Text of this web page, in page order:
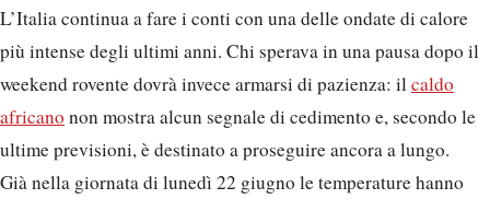
L’Italia continua a fare i conti con una delle ondate di calore
più intense degli ultimi anni. Chi sperava in una pausa dopo il
weekend rovente dovrà invece armarsi di pazienza: ilcaldo
africano non mostra alcun segnale di cedimento e, secondo le
ultime previsioni, è destinato a proseguire ancora a lungo.
Già nella giornata di lunedì 22 giugno le temperature hanno